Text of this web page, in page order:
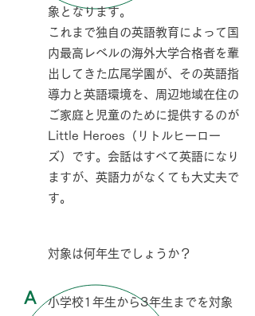
象となります。
これまで独自の英語教育によって国
内最高レベルの海外大学合格者を輩
出してきた広尾学園が、その英語指
導力と英語環境を、周辺地域在住の
ご家庭と児童のために提供するのが
Little Heroes（リトルヒーロー
ズ）です。会話はすべて英語になり
ますが、英語力がなくても大丈夫で
す。
A
対象は何年生でしょうか？
​小学校1年生から3年生までを対象